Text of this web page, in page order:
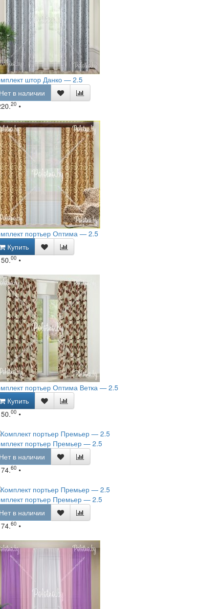
штор Данко — 2.5
в наличии
20 •
портьер Оптима — 2.5
Купить
00 •
портьер Оптима Ветка — 2.5
Купить
00 •
портьер Премьер — 2.5
в наличии
60 •
портьер Премьер — 2.5
в наличии
60 •